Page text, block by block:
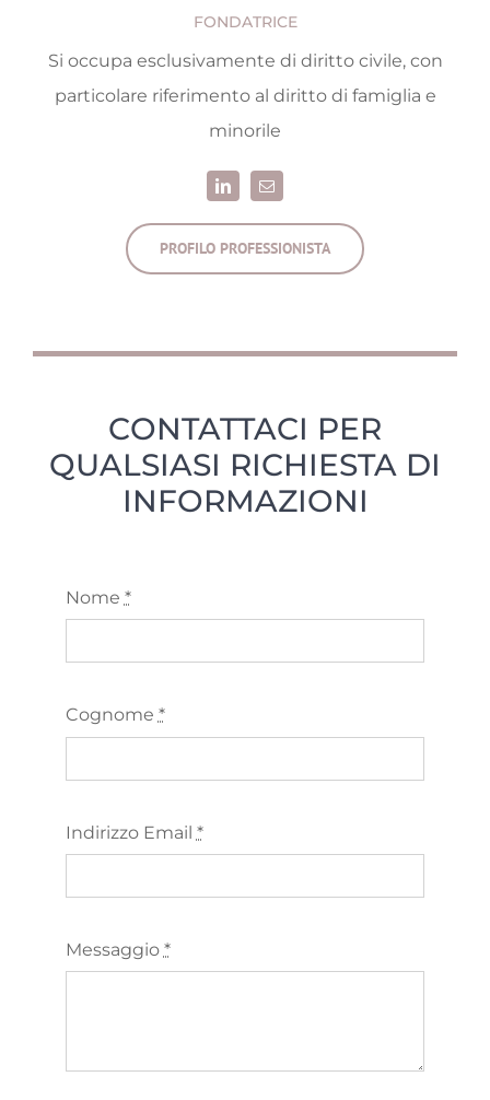
FONDATRICE
Si occupa esclusivamente di diritto civile, con
particolare riferimento al diritto di famiglia e
minorile
PROFILO PROFESSIONISTA
CONTATTACI PER
QUALSIASI RICHIESTA DI
INFORMAZIONI
Nome *
Cognome *
Indirizzo Email *
Messaggio *